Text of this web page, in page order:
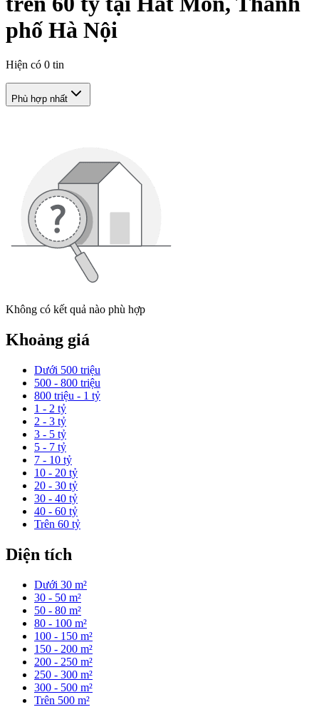
phố Hà Nội
Hiện có 0 tin
Phù hợp nhất
Không có kết quả nào phù hợp
Khoảng giá
Dưới 500 triệu
500 - 800 triệu
800 triệu - 1 tỷ
1 - 2 tỷ
2 - 3 tỷ
3 - 5 tỷ
5 - 7 tỷ
7 - 10 tỷ
10 - 20 tỷ
20 - 30 tỷ
30 - 40 tỷ
40 - 60 tỷ
Trên 60 tỷ
Diện tích
Dưới 30 m²
30 - 50 m²
50 - 80 m²
80 - 100 m²
100 - 150 m²
150 - 200 m²
200 - 250 m²
250 - 300 m²
300 - 500 m²
Trên 500 m²